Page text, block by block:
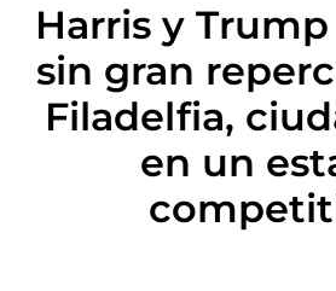
Harris y
sin gran
Filadelfia,
en un